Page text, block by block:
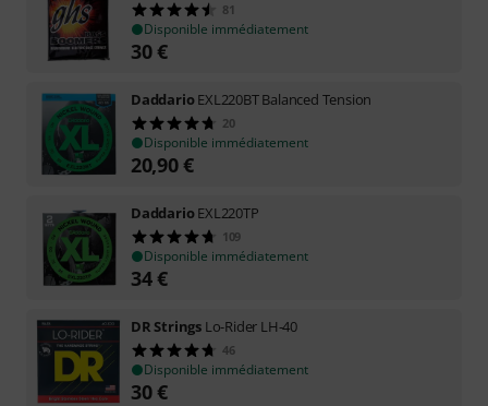
81
Disponible immédiatement
30€
DaddarioEXL220BT Balanced Tension
20
Disponible immédiatement
20,90€
DaddarioEXL220TP
109
Disponible immédiatement
34€
DR Strings Lo-Rider LH-40
46
Disponible immédiatement
30€